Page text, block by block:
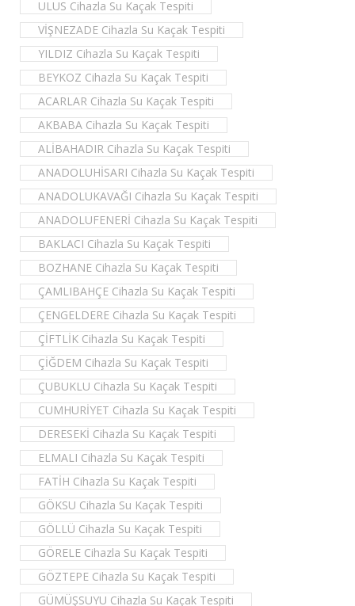
ULUS Cihazla Su Kaçak Tespiti
VİŞNEZADE Cihazla Su Kaçak Tespiti
YILDIZ Cihazla Su Kaçak Tespiti
BEYKOZ Cihazla Su Kaçak Tespiti
ACARLAR Cihazla Su Kaçak Tespiti
AKBABA Cihazla Su Kaçak Tespiti
ALİBAHADIR Cihazla Su Kaçak Tespiti
ANADOLUHİSARI Cihazla Su Kaçak Tespiti
ANADOLUKAVAĞI Cihazla Su Kaçak Tespiti
ANADOLUFENERİ Cihazla Su Kaçak Tespiti
BAKLACI Cihazla Su Kaçak Tespiti
BOZHANE Cihazla Su Kaçak Tespiti
ÇAMLIBAHÇE Cihazla Su Kaçak Tespiti
ÇENGELDERE Cihazla Su Kaçak Tespiti
ÇİFTLİK Cihazla Su Kaçak Tespiti
ÇİĞDEM Cihazla Su Kaçak Tespiti
ÇUBUKLU Cihazla Su Kaçak Tespiti
CUMHURİYET Cihazla Su Kaçak Tespiti
DERESEKİ Cihazla Su Kaçak Tespiti
ELMALI Cihazla Su Kaçak Tespiti
FATİH Cihazla Su Kaçak Tespiti
GÖKSU Cihazla Su Kaçak Tespiti
GÖLLÜ Cihazla Su Kaçak Tespiti
GÖRELE Cihazla Su Kaçak Tespiti
GÖZTEPE Cihazla Su Kaçak Tespiti
GÜMÜŞSUYU Cihazla Su Kaçak Tespiti